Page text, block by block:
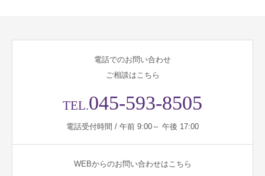
電話でのお問い合わせ
ご相談はこちら
TEL.045-593-8505
電話受付時間 / 午前 9:00～ 午後 17:00
WEBからのお問い合わせはこちら